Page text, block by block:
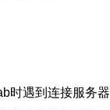
时遇到连接服务